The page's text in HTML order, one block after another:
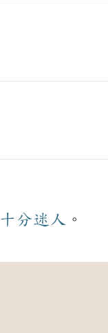
十分迷人 。